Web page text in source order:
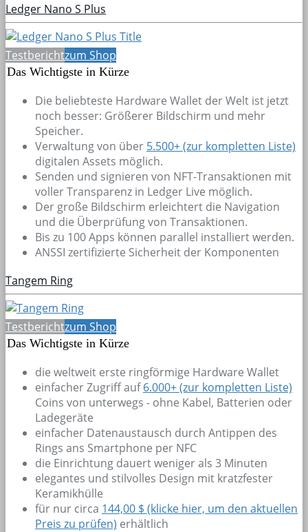
Ledger Nano S Plus
Testberichtzum Shop
Das Wichtigste in Kürze
Die beliebteste Hardware Wallet der Welt ist jetzt
noch besser: Größerer Bildschirm und mehr
Speicher.
Verwaltung von über 5.500+(zur kompletten Liste)
digitalen Assets möglich.
Senden und signieren von NFT-Transaktionen mit
voller Transparenz in Ledger Live möglich.
Der große Bildschirm erleichtert die Navigation
und die Überprüfung von Transaktionen.
Bis zu 100 Apps können parallel installiert werden.
ANSSI zertifizierte Sicherheit der Komponenten
Tangem Ring
Testberichtzum Shop
Das Wichtigste in Kürze
die weltweit erste ringförmige Hardware Wallet
einfacher Zugriff auf6.000+(zur kompletten Liste)
Coins von unterwegs - ohne Kabel, Batterien oder
Ladegeräte
einfacher Datenaustausch durch Antippen des
Rings ans Smartphone per NFC
die Einrichtung dauert weniger als 3 Minuten
elegantes und stilvolles Design mit kratzfester
Keramikhülle
für nur circa 144,00 $ (klicke hier, um den aktuellen
Preis zu prüfen) erhältlich